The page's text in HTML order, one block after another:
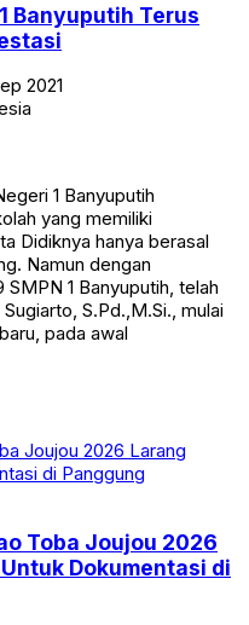
Banyuputih Terus
2021
1 Banyuputih
yang memiliki
Didiknya hanya berasal
Namun dengan
1 Banyuputih, telah
S.Pd.,M.Si., mulai
pada awal
Toba Joujou 2026
Dokumentasi di